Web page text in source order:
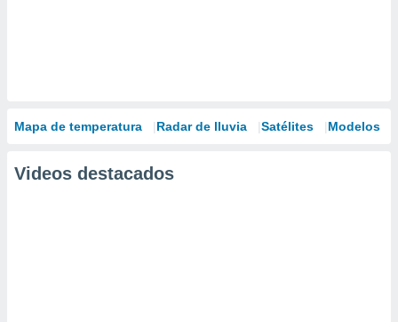
Mapa de temperatura Radar de lluvia Satélites Modelos
Videos destacados